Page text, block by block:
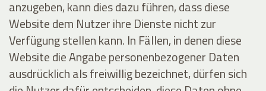
anzugeben, kann dies dazu führen, dass diese
Website dem Nutzer ihre Dienste nicht zur
Verfügung stellen kann. In Fällen, in denen diese
Website die Angabe personenbezogener Daten
ausdrücklich als freiwillig bezeichnet, dürfen sich